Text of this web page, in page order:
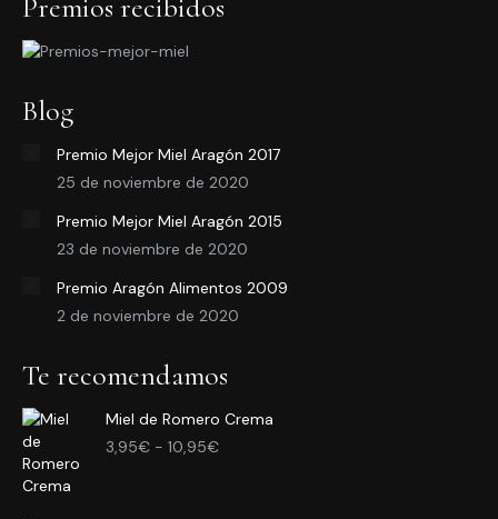
Premios recibidos
Blog
Premio Mejor Miel Aragón 2017
25 de noviembre de 2020
Premio Mejor Miel Aragón 2015
23 de noviembre de 2020
Premio Aragón Alimentos 2009
2 de noviembre de 2020
Te recomendamos
Miel de Romero Crema
3,95€ - 10,95€Rango